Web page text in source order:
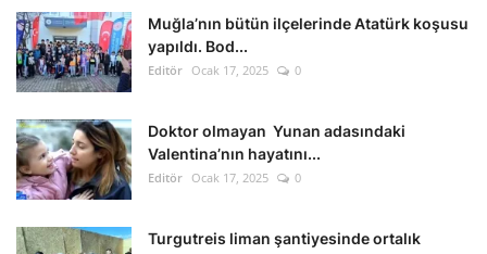
Muğla’nın bütün ilçelerinde Atatürk koşusu
yapıldı. Bod...
Editör Ocak 17, 2025 0
Doktor olmayan Yunan adasındaki
Valentina’nın hayatını...
Editör Ocak 17, 2025 0
Turgutreis liman şantiyesinde ortalık